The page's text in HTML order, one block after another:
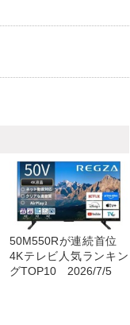
50M550Rが連続首位
4Kテレビ人気ランキン
グTOP10 2026/7/5